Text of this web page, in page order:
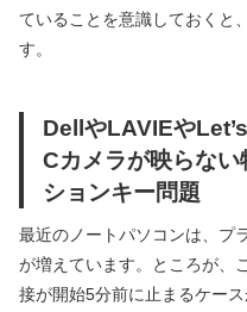
ていることを意識しておくと
す。
DellやLAVIEや
Cカメラが映らな
ションキー問題
最近のノートパソコンは、プ
が増えています。ところが、
接が開始5分前に止まるケース